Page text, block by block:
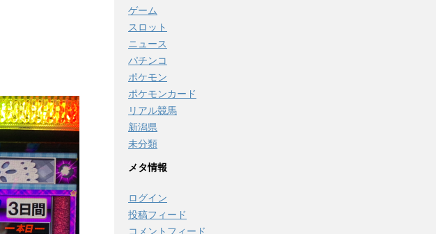
ゲーム
スロット
ニュース
パチンコ
ポケモン
ポケモンカード
リアル競馬
新潟県
未分類
メタ情報
ログイン
投稿フィード
コメントフィード